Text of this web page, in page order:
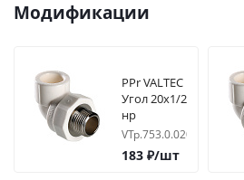
Модификации
PPr VALTEC
Угол 20х1/2
нр
VTp.753.0.02004
183 ₽/шт